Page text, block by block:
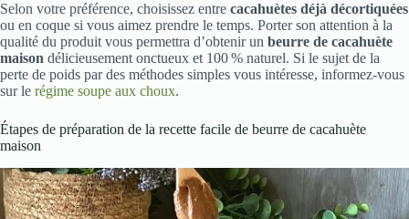
Selon votre préférence, choisissez entre cacahuètes déjà décortiquées
ou en coque si vous aimez prendre le temps. Porter son attention à la
qualité du produit vous permettra d’obtenir un beurre de cacahuète
maison délicieusement onctueux et 100 % naturel. Si le sujet de la
perte de poids par des méthodes simples vous intéresse, informez-vous
sur le régime soupe aux choux.
Étapes de préparation de la recette facile de beurre de cacahuète
maison